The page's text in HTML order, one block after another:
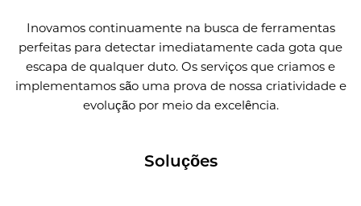
Inovamos continuamente na busca de ferramentas
perfeitas para detectar imediatamente cada gota que
escapa de qualquer duto. Os serviços que criamos e
implementamos são uma prova de nossa criatividade e
evolução por meio da excelência.
Soluções